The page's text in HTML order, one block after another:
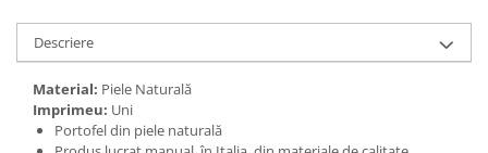
Descriere
Material: Piele Naturală
Imprimeu: Uni
Portofel din piele naturală